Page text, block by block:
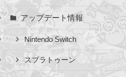
アップデート情報
Nintendo Switch
スプラトゥーン